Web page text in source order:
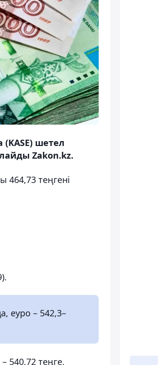
шетел
Zakon.kz.
теңгені
еуро – 542,3–
540,72 теңге,